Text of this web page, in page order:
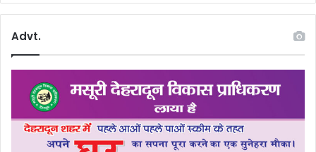
Advt.